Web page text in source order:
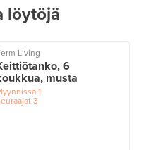
löytöjä
Living
6
musta
1
3